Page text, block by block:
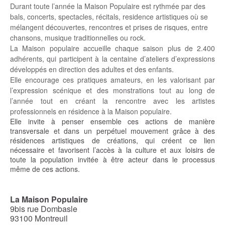
Durant toute l’année la Maison Populaire est rythmée par des
bals, concerts, spectacles, récitals, residence artistiques où se
mélangent découvertes, rencontres et prises de risques, entre
chansons, musique traditionnelles ou rock.
La Maison populaire accueille chaque saison plus de 2.400
adhérents, qui participent à la centaine d’ateliers d’expressions
développés en direction des adultes et des enfants.
Elle encourage ces pratiques amateurs, en les valorisant par
l’expression scénique et des monstrations tout au long de
l’année tout en créant la rencontre avec les artistes
professionnels en résidence à la Maison populaire.
Elle invite à penser ensemble ces actions de manière
transversale et dans un perpétuel mouvement grâce à des
résidences artistiques de créations, qui créent ce lien
nécessaire et favorisent l’accès à la culture et aux loisirs de
toute la population invitée à être acteur dans le processus
même de ces actions.
La Maison Populaire
9bis rue Dombasle
93100 Montreuil